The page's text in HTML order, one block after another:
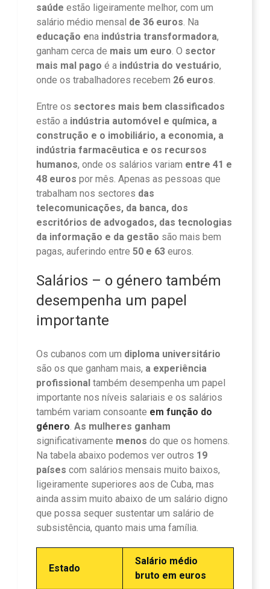
saúde estão ligeiramente melhor, com um
salário médio mensal de 36 euros. Na
educação ena indústria transformadora,
ganham cerca de mais um euro. O sector
mais mal pago é a indústria do vestuário,
onde os trabalhadores recebem 26 euros.
Entre os sectores mais bem classificados
estão a indústria automóvel e química, a
construção e o imobiliário, a economia, a
indústria farmacêutica e os recursos
humanos, onde os salários variam entre 41 e
48 euros por mês. Apenas as pessoas que
trabalham nos sectores das
telecomunicações, da banca, dos
escritórios de advogados, das tecnologias
da informação e da gestão são mais bem
pagas, auferindo entre 50 e 63 euros.
Salários – o género também
desempenha um papel
importante
Os cubanos com um diploma universitário
são os que ganham mais, a experiência
profissional também desempenha um papel
importante nos níveis salariais e os salários
também variam consoante em função do
género As mulheres ganham
significativamente menos do que os homens.
Na tabela abaixo podemos ver outros 19
países com salários mensais muito baixos,
ligeiramente superiores aos de Cuba, mas
ainda assim muito abaixo de um salário digno
que possa sequer sustentar um salário de
subsistência, quanto mais uma família.
Estado
Salário médio
bruto em euros